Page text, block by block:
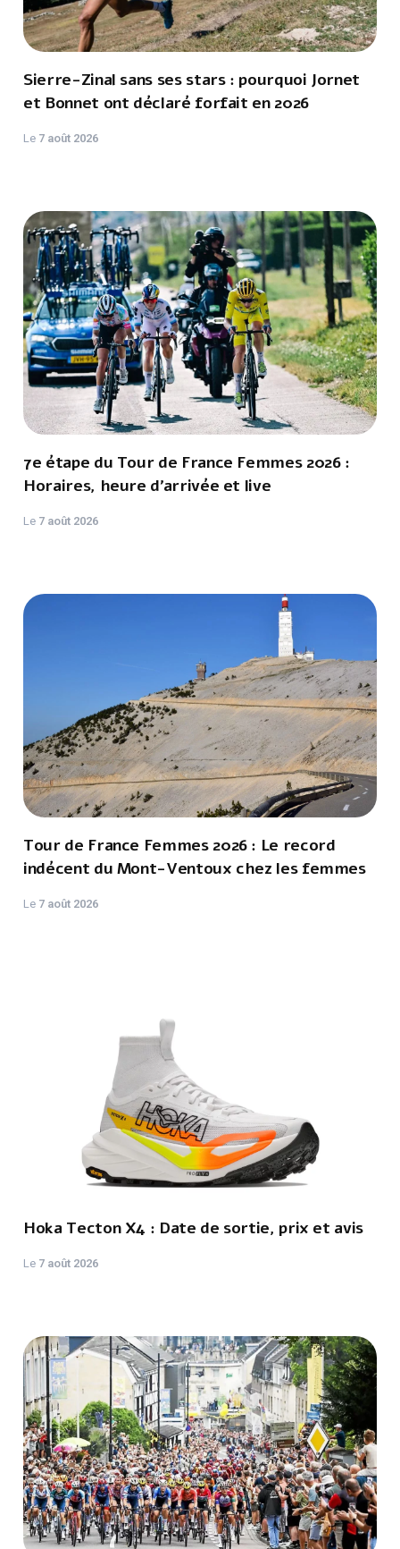
Sierre-Zinal sans ses stars : pourquoi Jornet
et Bonnet ont déclaré forfait en 2026
Le 7 août 2026
7e étape du Tour de France Femmes 2026 :
Horaires, heure d'arrivée et live
Le 7 août 2026
Tour de France Femmes 2026 : Le record
indécent du Mont-Ventoux chez les femmes
Le 7 août 2026
Hoka Tecton X4 : Date de sortie, prix et avis
Le 7 août 2026